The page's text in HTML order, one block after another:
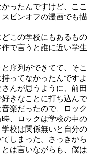
ったんですけど、ここ
ピンオフの漫画でも描
この学校にもあるもの
で言うと誰に近い学生
序列ができてて、そこ
ってなかったんですよ
んが思うように、前田
きなことに打ち込んで
楽だったので、ロック
、ロックは学校の中の
校は関係無いと自分の
しまった。さっきから
とは言いながらも、僕は